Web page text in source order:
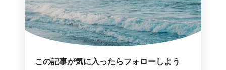
この記事が気に入ったらフォローしよう